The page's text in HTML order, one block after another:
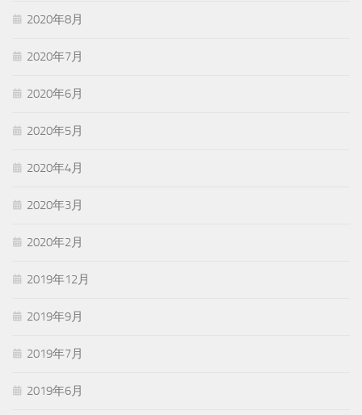
2020年8月
2020年7月
2020年6月
2020年5月
2020年4月
2020年3月
2020年2月
2019年12月
2019年9月
2019年7月
2019年6月